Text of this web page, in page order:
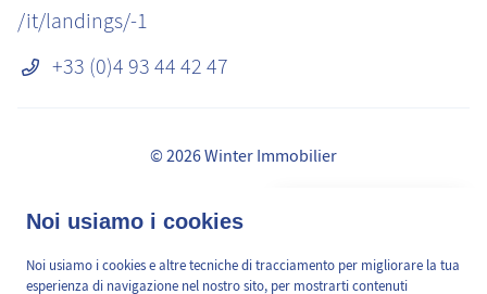
Noi usiamo i cookies
Noi usiamo i cookies e altre tecniche di tracciamento per migliorare la tua
esperienza di navigazione nel nostro sito, per mostrarti contenuti
/it/landings/-1
+33 (0)4 93 44 42 47
© 2026 Winter Immobilier
Commissioni
/it/pages/mediation-de-la-consommation
valeur de votre bien, en 2
min, gratuitement.